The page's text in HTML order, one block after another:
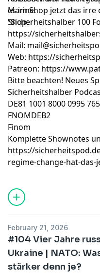
Marine.
es im Shop jetzt das
“Sicherheitshalber 100
Shop:
https://
Mail:
Web: https://
Patreon: https://
Bitte beachten! Neues
Sicherheitshalber
DE81 1001 8000 0995
FNOMDEB2
Finom
Komplette Shownotes
https://
regime-change-hat-
February 21, 2026
#104 Vier Jahre
Ukraine | NATO:
stärker denn je?